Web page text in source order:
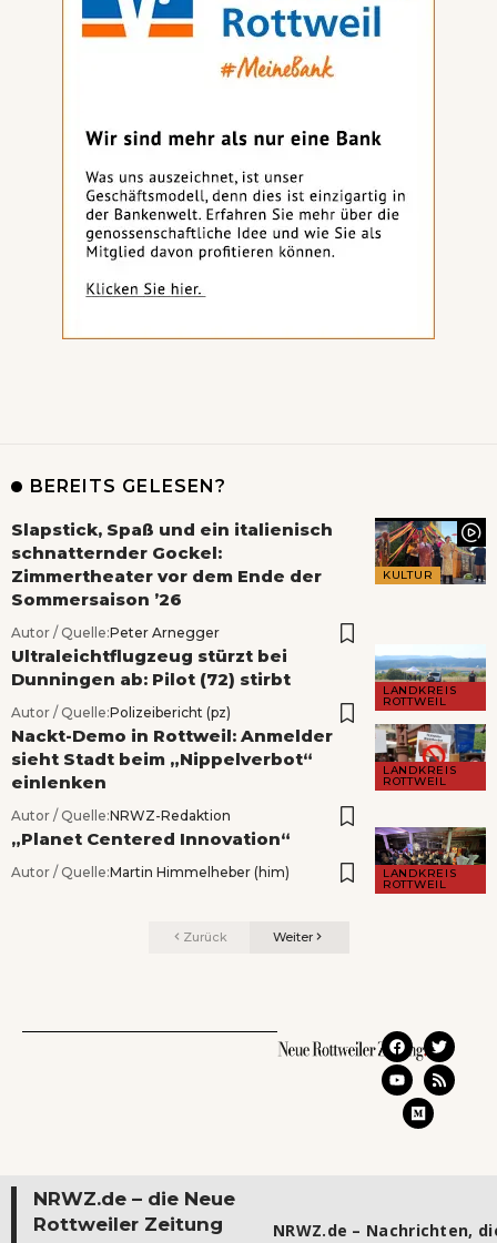
BEREITS GELESEN?
KULTUR
Slapstick, Spaß und ein italienisch
schnatternder Gockel:
Zimmertheater vor dem Ende der
Sommersaison ’26
Autor / Quelle:Peter Arnegger
LANDKREIS
ROTTWEIL
Ultraleichtflugzeug stürzt bei
Dunningen ab: Pilot (72) stirbt
Autor / Quelle:Polizeibericht (pz)
LANDKREIS
ROTTWEIL
Nackt-Demo in Rottweil: Anmelder
sieht Stadt beim „Nippelverbot“
einlenken
Autor / Quelle:NRWZ-Redaktion
LANDKREIS
ROTTWEIL
„Planet Centered Innovation“
Autor / Quelle:Martin Himmelheber (him)
Zurück Weiter
NRWZ.de – die Neue
Rottweiler Zeitung
NRWZ.de – Nachrichten,